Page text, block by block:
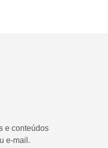
e conteúdos
e-mail.